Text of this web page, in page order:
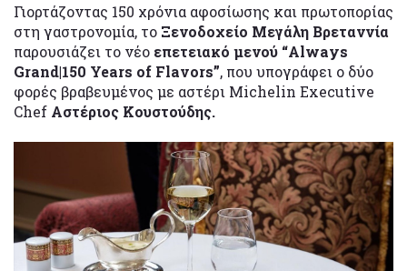
Γιορτάζοντας 150 χρόνια αφοσίωσης και πρωτοπορίας
στη γαστρονομία, το Ξενοδοχείο Μεγάλη Βρεταννία
παρουσιάζει το νέο επετειακό μενού “Always
Grand|150 Years of Flavors”, που υπογράφει ο δύο
φορές βραβευμένος με αστέρι Michelin Executive
Chef Αστέριος Κουστούδης.